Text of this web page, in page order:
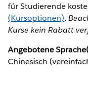
für Studierende
(Kursoptionen).
Kurse kein Rabatt
Angebotene
Chinesisch